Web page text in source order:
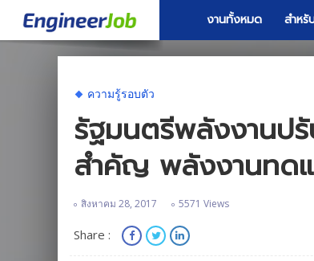
งานทั้งหมด สำหรั
ความรู้รอบตัว
รัฐมนตรีพลังงานป
สำคัญ พลังงานทด
สิงหาคม 28, 2017 5571 Views
Share :